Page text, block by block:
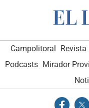
Campolitoral
Podcasts Mirador